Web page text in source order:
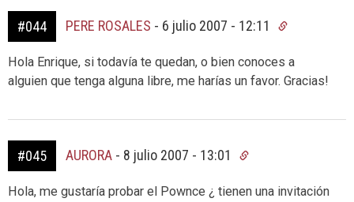
#044 PERE ROSALES - 6 julio 2007 - 12:11
Hola Enrique, si todavía te quedan, o bien conoces a
alguien que tenga alguna libre, me harías un favor. Gracias!
#045 AURORA - 8 julio 2007 - 13:01
Hola, me gustaría probar el Pownce ¿ tienen una invitación